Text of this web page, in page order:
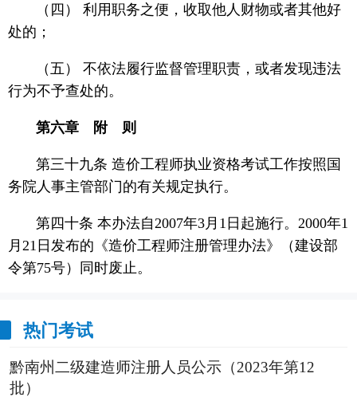
（四） 利用职务之便，收取他人财物或者其他好
处的；
（五） 不依法履行监督管理职责，或者发现违法
行为不予查处的。
第六章 附 则
第三十九条 造价工程师执业资格考试工作按照国
务院人事主管部门的有关规定执行。
第四十条 本办法自2007年3月1日起施行。2000年1
月21日发布的《造价工程师注册管理办法》（建设部
令第75号）同时废止。
热门考试
黔南州二级建造师注册人员公示（2023年第12
批）